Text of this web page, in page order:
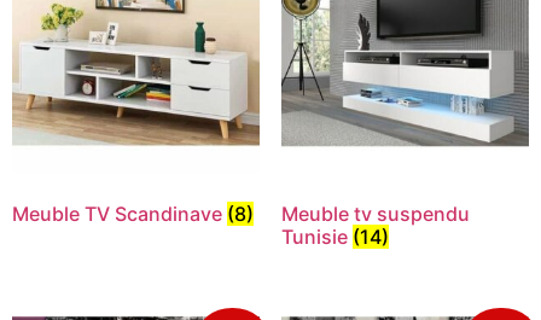
Meuble TV Scandinave (8)
Meuble tv suspendu
Tunisie (14)